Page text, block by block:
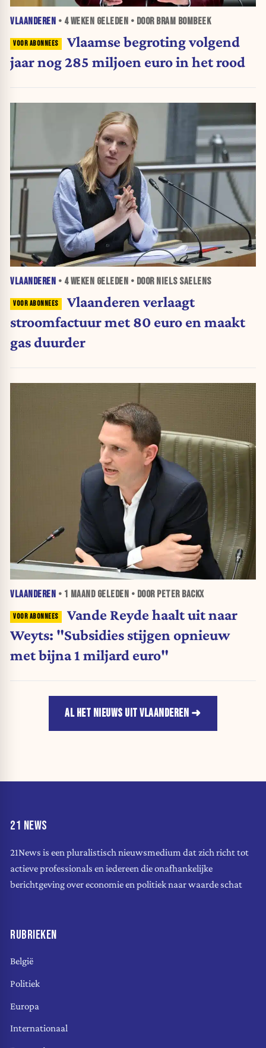
VLAANDEREN • 4 WEKEN GELEDEN • DOOR BRAM BOMBEEK
Vlaamse begroting volgend
jaar nog 285 miljoen euro in het rood
VLAANDEREN • 4 WEKEN GELEDEN • DOOR NIELS SAELENS
Vlaanderen verlaagt
stroomfactuur met 80 euro en maakt
gas duurder
VLAANDEREN • 1 MAANDGELEDEN • DOOR PETER BACKX
Vande Reyde haalt uit naar
Weyts: "Subsidies stijgen opnieuw
met bijna 1 miljard euro"
AL HET NIEUWS UIT VLAANDEREN
21 NEWS
21News is een pluralistisch nieuwsmedium dat zich richt tot
actieve professionals en iedereen die onafhankelijke
berichtgeving over economie en politiek naar waarde schat
RUBRIEKEN
België
Politiek
Europa
Internationaal